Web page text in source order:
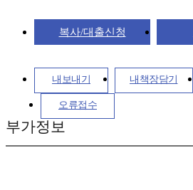
복사/대출신청
내보내기 내책장담기
오류접수
부가정보